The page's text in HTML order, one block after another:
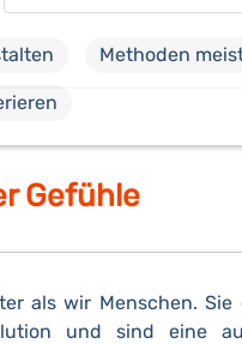
Methoden
Gefühle
als wir Menschen. Sie
und sind eine